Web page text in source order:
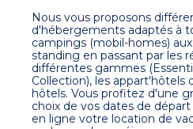
Nous vous proposons
d'hébergements adaptés à
campings (mobil-homes)
standing en passant par les
différentes gammes
Collection), les appart'hôtels
hôtels. Vous profitez d'une
choix de vos dates de
en ligne votre location de